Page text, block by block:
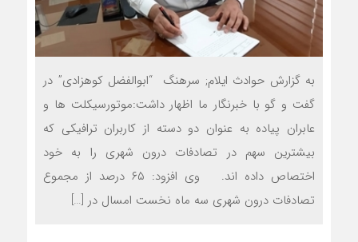
به گزارش حوادث ایلام; سرهنگ “ابوالفضل کوهزادی” در
گفت و گو با خبرنگار ما اظهار داشت:موتورسيكلت ها و
عابران پياده به عنوان دو دسته از كاربران ترافيكي که
بيشترين سهم در تصادفات درون شهري را به خود
اختصاص داده اند. وي افزود: ۶۵ درصد از مجموع
تصادفات درون شهري سه ماه نخست امسال در […]